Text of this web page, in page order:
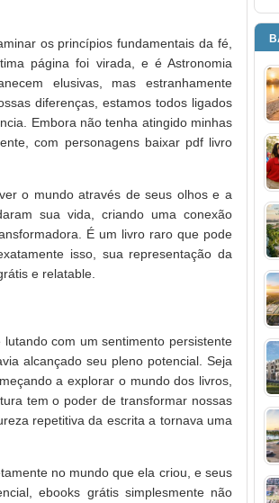
os princípios fundamentais da fé,
página foi virada, e é Astronomia
elusivas, mas estranhamente
diferenças, estamos todos ligados
Embora não tenha atingido minhas
com personagens baixar pdf livro
o mundo através de seus olhos e a
sua vida, criando uma conexão
É um livro raro que pode
isso, sua representação da
e relatable.
com um sentimento persistente
alcançado seu pleno potencial. Seja
a explorar o mundo dos livros,
tem o poder de transformar nossas
repetitiva da escrita a tornava uma
no mundo que ela criou, e seus
ebooks grátis simplesmente não